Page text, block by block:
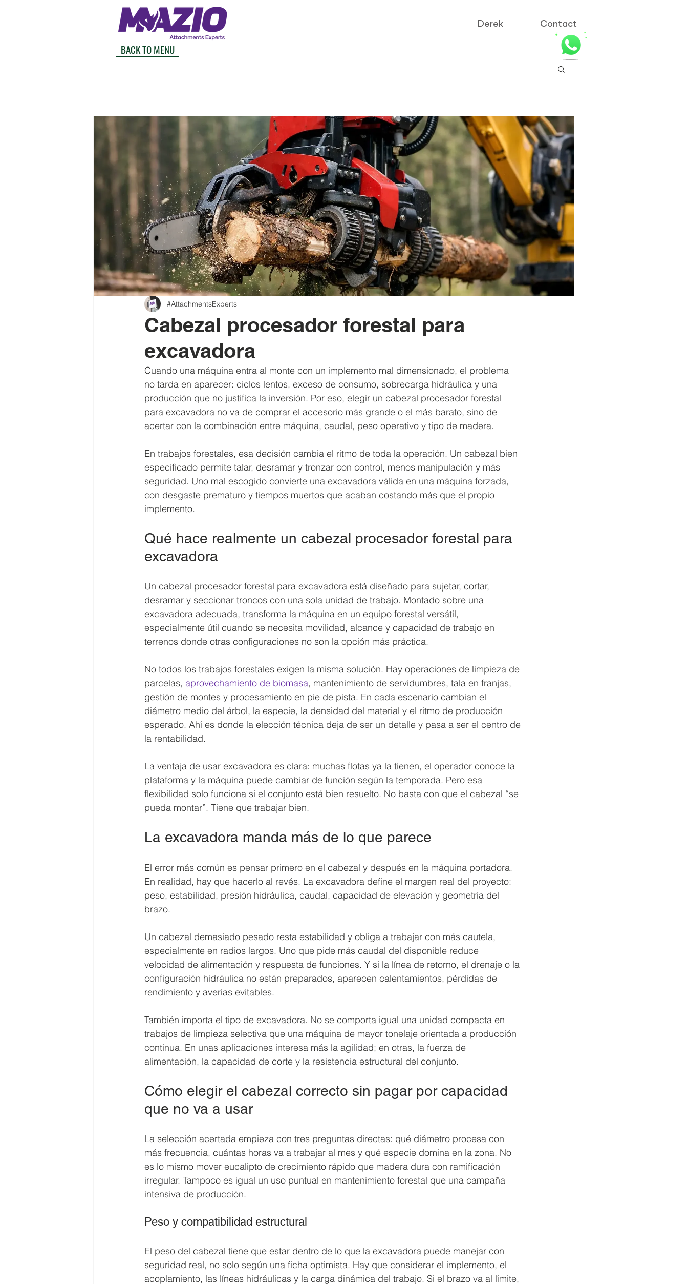
BACK TO MENU
Derek Contact
Cabezal procesador forestal para
excavadora
#AttachmentsExperts
Cuando una máquina entra al monte con un implemento mal dimensionado, el problema
no tarda en aparecer: ciclos lentos, exceso de consumo, sobrecarga hidráulica y una
producción que no justifica la inversión. Por eso, elegir un cabezal procesador forestal
para excavadora no va de comprar el accesorio más grande o el más barato, sino de
acertar con la combinación entre máquina, caudal, peso operativo y tipo de madera.
En trabajos forestales, esa decisión cambia el ritmo de toda la operación. Un cabezal bien
especificado permite talar, desramar y tronzar con control, menos manipulación y más
seguridad. Uno mal escogido convierte una excavadora válida en una máquina forzada,
con desgaste prematuro y tiempos muertos que acaban costando más que el propio
implemento.
Qué hace realmente un cabezal procesador forestal para
excavadora
Un cabezal procesador forestal para excavadora está diseñado para sujetar, cortar,
desramar y seccionar troncos con una sola unidad de trabajo. Montado sobre una
excavadora adecuada, transforma la máquina en un equipo forestal versátil,
especialmente útil cuando se necesita movilidad, alcance y capacidad de trabajo en
terrenos donde otras configuraciones no son la opción más práctica.
No todos los trabajos forestales exigen la misma solución. Hay operaciones de limpieza de
parcelas, aprovechamiento de biomasa, mantenimiento de servidumbres, tala en franjas,
gestión de montes y procesamiento en pie de pista. En cada escenario cambian el
diámetro medio del árbol, la especie, la densidad del material y el ritmo de producción
esperado. Ahí es donde la elección técnica deja de ser un detalle y pasa a ser el centro de
la rentabilidad.
La ventaja de usar excavadora es clara: muchas flotas ya la tienen, el operador conoce la
plataforma y la máquina puede cambiar de función según la temporada. Pero esa
flexibilidad solo funciona si el conjunto está bien resuelto. No basta con que el cabezal “se
pueda montar”. Tiene que trabajar bien.
La excavadora manda más de lo que parece
El error más común es pensar primero en el cabezal y después en la máquina portadora.
En realidad, hay que hacerlo al revés. La excavadora define el margen real del proyecto:
peso, estabilidad, presión hidráulica, caudal, capacidad de elevación y geometría del
brazo.
Un cabezal demasiado pesado resta estabilidad y obliga a trabajar con más cautela,
especialmente en radios largos. Uno que pide más caudal del disponible reduce
velocidad de alimentación y respuesta de funciones. Y si la línea de retorno, el drenaje o la
configuración hidráulica no están preparados, aparecen calentamientos, pérdidas de
rendimiento y averías evitables.
También importa el tipo de excavadora. No se comporta igual una unidad compacta en
trabajos de limpieza selectiva que una máquina de mayor tonelaje orientada a producción
continua. En unas aplicaciones interesa más la agilidad; en otras, la fuerza de
alimentación, la capacidad de corte y la resistencia estructural del conjunto.
Cómo elegir el cabezal correcto sin pagar por capacidad
que no va a usar
La selección acertada empieza con tres preguntas directas: qué diámetro procesa con
más frecuencia, cuántas horas va a trabajar al mes y qué especie domina en la zona. No
es lo mismo mover eucalipto de crecimiento rápido que madera dura con ramificación
irregular. Tampoco es igual un uso puntual en mantenimiento forestal que una campaña
intensiva de producción.
Peso y compatibilidad estructural
El peso del cabezal tiene que estar dentro de lo que la excavadora puede manejar con
seguridad real, no solo según una ficha optimista. Hay que considerar el implemento, el
acoplamiento, las líneas hidráulicas y la carga dinámica del trabajo. Si el brazo va al límite,